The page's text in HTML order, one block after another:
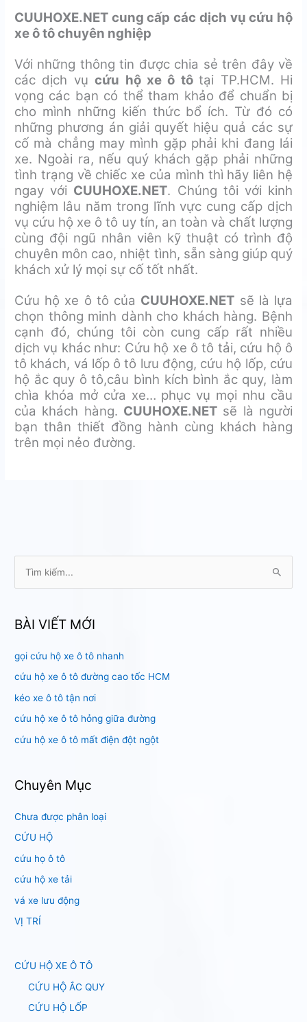
CUUHOXE.NET cung cấp các dịch vụ cứu hộ
xe ô tô chuyên nghiệp
Với những thông tin được chia sẻ trên đây về
các dịch vụcứu hộ xe ô tôtại TP.HCM. Hi
vọng các bạn có thể tham khảo để chuẩn bị
cho mình những kiến thức bổ ích. Từ đó có
những phương án giải quyết hiệu quả các sự
cố mà chẳng may mình gặp phải khi đang lái
xe. Ngoài ra, nếu quý khách gặp phải những
tình trạng về chiếc xe của mình thì hãy liên hệ
ngay với CUUHOXE.NET. Chúng tôi với kinh
nghiệm lâu năm trong lĩnh vực cung cấp dịch
vụ cứu hộ xe ô tô uy tín, an toàn và chất lượng
cùng đội ngũ nhân viên kỹ thuật có trình độ
chuyên môn cao, nhiệt tình, sẵn sàng giúp quý
khách xử lý mọi sự cố tốt nhất.
Cứu hộ xe ô tô của CUUHOXE.NET sẽ là lựa
chọn thông minh dành cho khách hàng. Bệnh
cạnh đó, chúng tôi còn cung cấp rất nhiều
dịch vụ khác như: Cứu hộ xe ô tô tải, cứu hộ ô
tô khách, vá lốp ô tô lưu động, cứu hộ lốp, cứu
hộ ắc quy ô tô,câu bình kích bình ắc quy, làm
chìa khóa mở cửa xe… phục vụ mọi nhu cầu
của khách hàng. CUUHOXE.NET sẽ là người
bạn thân thiết đồng hành cùng khách hàng
trên mọi nẻo đường.
k
ế
m
:
BÀI VIẾT MỚI
gọi cứu hộ xe ô tô nhanh
cứu hộ xe ô tô đường cao tốc HCM
kéo xe ô tô tận nơi
cứu hộ xe ô tô hỏng giữa đường
cứu hộ xe ô tô mất điện đột ngột
Chuyên Mục
Chưa được phân loại
CỨU HỘ
cứu họ ô tô
cứu hộ xe tải
vá xe lưu động
VỊ TRÍ
CỨU HỘ XE Ô TÔ
CỨU HỘ ẮC QUY
CỨU HỘ LỐP